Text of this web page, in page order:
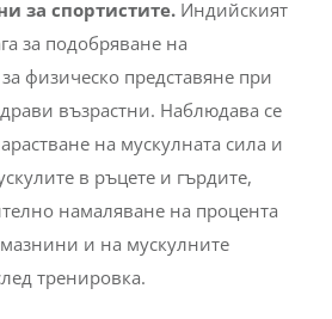
за подобряване на
физическо представяне при
възрастни. Наблюдава се
на мускулната сила и
в ръцете и гърдите,
намаляване на процента
и на мускулните
тренировка.